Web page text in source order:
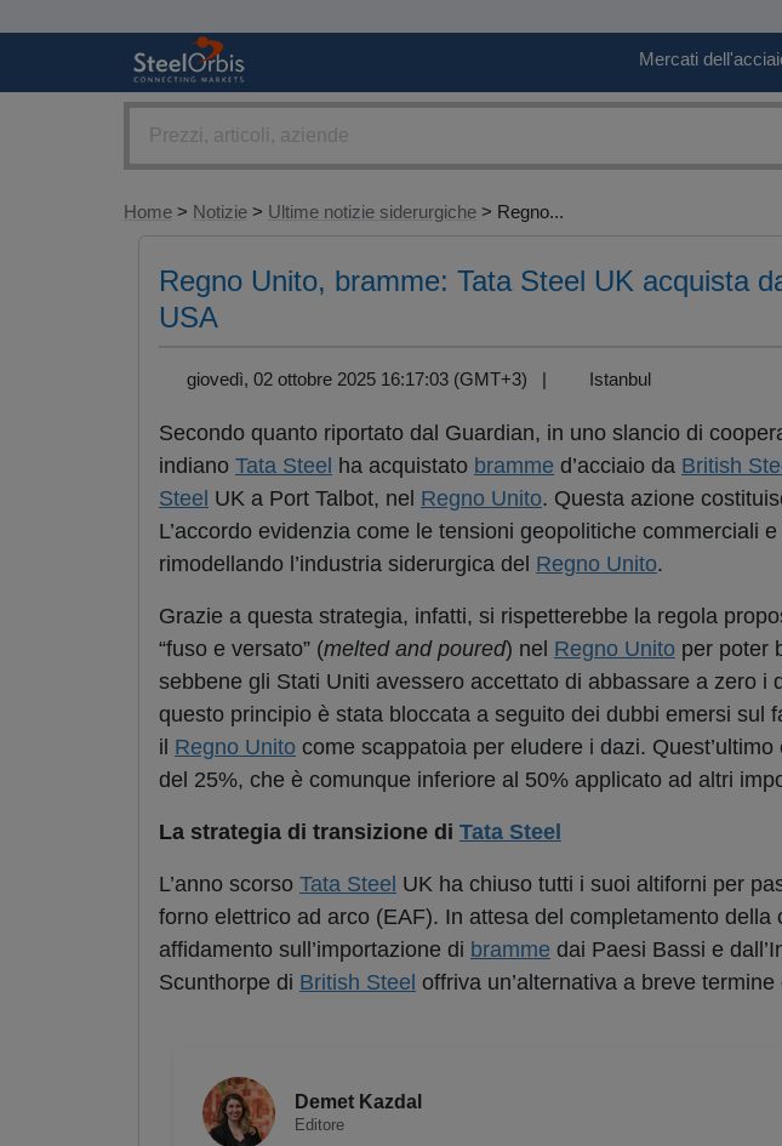
Mercati
Home > Notizie > Ultime notizie siderurgiche > Regno...
Regno Unito, bramme: Tata Steel UK acquista
USA
giovedì, 02 ottobre 2025 16:17:03 (GMT+3) | Istanbul
Secondo quanto riportato dal Guardian, in uno slancio di
indiano Tata Steel ha acquistato bramme d’acciaio da British
Steel UK a Port Talbot, nel Regno Unito. Questa azione
L’accordo evidenzia come le tensioni geopolitiche commerciali
rimodellando l’industria siderurgica del Regno Unito.
Grazie a questa strategia, infatti, si rispetterebbe la regola
“fuso e versato” (melted and poured) nel Regno Unito per poter
sebbene gli Stati Uniti avessero accettato di abbassare a zero i
questo principio è stata bloccata a seguito dei dubbi emersi sul
il Regno Unito come scappatoia per eludere i dazi.
del 25%, che è comunque inferiore al 50% applicato ad altri
La strategia di transizione di Tata Steel
L’anno scorso Tata Steel UK ha chiuso tutti i suoi altiforni per
forno elettrico ad arco (EAF). In attesa del completamento della
affidamento sull’importazione di bramme dai Paesi Bassi e
Scunthorpe di British Steel offriva un’alternativa a breve
Demet Kazdal
Editore